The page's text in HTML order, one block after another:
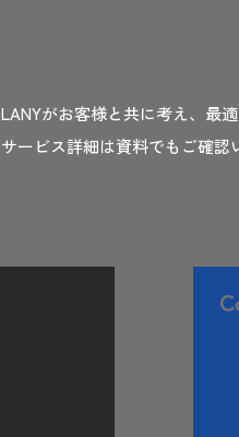
LANYがお客様と共に考え、最
サービス詳細は資料でもご確認